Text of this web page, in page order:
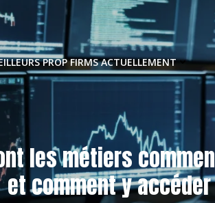
PROP FIRMS ACTUELLEMENT
les métiers
et comment y